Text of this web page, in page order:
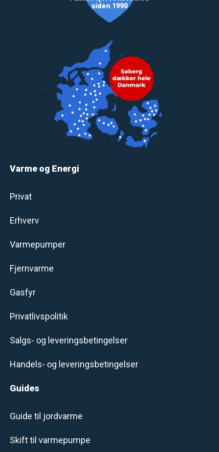
siden 1990
57
Varme og Energi
Privat
Erhverv
Varmepumper
Fjernvarme
Gasfyr
Privatlivspolitik
Salgs- og leveringsbetingelser
Handels- og leveringsbetingelser
Guides
Guide til jordvarme
Skift til varmepumpe